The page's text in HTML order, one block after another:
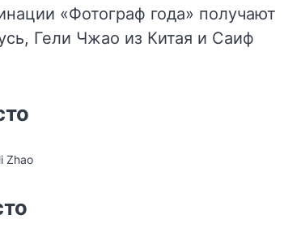
«Фотограф года» получают
Гели Чжао из Китая и Саиф
Zhao